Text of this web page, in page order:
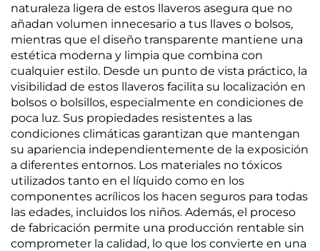
naturaleza ligera de estos llaveros asegura que no
añadan volumen innecesario a tus llaves o bolsos,
mientras que el diseño transparente mantiene una
estética moderna y limpia que combina con
cualquier estilo. Desde un punto de vista práctico, la
visibilidad de estos llaveros facilita su localización en
bolsos o bolsillos, especialmente en condiciones de
poca luz. Sus propiedades resistentes a las
condiciones climáticas garantizan que mantengan
su apariencia independientemente de la exposición
a diferentes entornos. Los materiales no tóxicos
utilizados tanto en el líquido como en los
componentes acrílicos los hacen seguros para todas
las edades, incluidos los niños. Además, el proceso
de fabricación permite una producción rentable sin
comprometer la calidad, lo que los convierte en una